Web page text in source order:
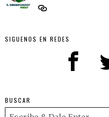
SIGUENOS EN REDES
BUSCAR